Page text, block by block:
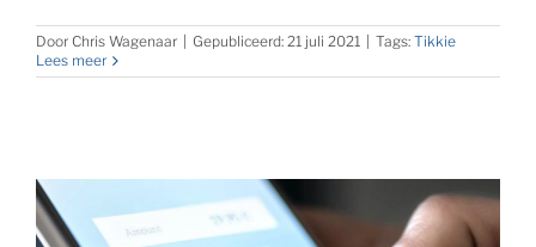
Door Chris Wagenaar Gepubliceerd: 21 juli 2021 Tags: Tikkie
Lees meer